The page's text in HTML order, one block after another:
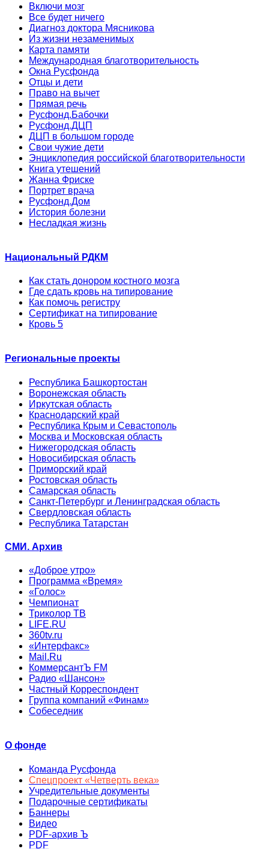
Включи мозг
Все будет ничего
Диагноз доктора Мясникова
Из жизни незаменимых
Карта памяти
Международная благотворительность
Окна Русфонда
Отцы и дети
Право на вычет
Прямая речь
Русфонд.Бабочки
Русфонд.ДЦП
ДЦП в большом городе
Свои чужие дети
Энциклопедия российской благотворительности
Книга утешений
Жанна Фриске
Портрет врача
Русфонд.Дом
История болезни
Несладкая жизнь
Национальный РДКМ
Как стать донором костного мозга
Где сдать кровь на типирование
Как помочь регистру
Сертификат на типирование
Кровь 5
Региональные проекты
Республика Башкортостан
Воронежская область
Иркутская область
Краснодарский край
Республика Крым и Севастополь
Москва и Московская область
Нижегородская область
Новосибирская область
Приморский край
Ростовская область
Самарская область
Санкт-Петербург и Ленинградская область
Свердловская область
Республика Татарстан
СМИ. Архив
«Доброе утро»
Программа «Время»
«Голос»
Чемпионат
Триколор ТВ
LIFE.RU
360tv.ru
«Интерфакс»
Mail.Ru
КоммерсантЪ FM
Радио «Шансон»
Частный Корреспондент
Группа компаний «Финам»
Собеседник
О фонде
Команда Русфонда
Спецпроект «Четверть века»
Учредительные документы
Подарочные сертификаты
Баннеры
Видео
PDF-архив Ъ
PDF